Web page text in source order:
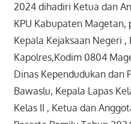
2024 dihadiri Ketua dan
KPU Kabupaten Magetan,
Kepala Kejaksaan Negeri
Kapolres,Kodim 0804
Dinas Kependudukan dan
Bawaslu, Kepala Lapas
Kelas II , Ketua dan